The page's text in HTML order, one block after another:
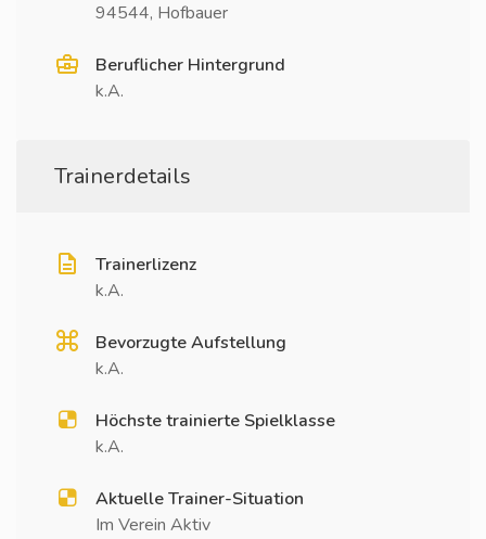
94544, Hofbauer
Beruflicher Hintergrund
k.A.
Trainerdetails
Trainerlizenz
k.A.
Bevorzugte Aufstellung
k.A.
Höchste trainierte Spielklasse
k.A.
Aktuelle Trainer-Situation
Im Verein Aktiv